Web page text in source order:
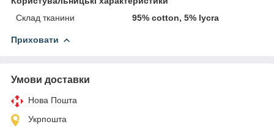
Склад тканини
95% cotton, 5% lycra
Приховати
Умови доставки
Нова Пошта
Укрпошта